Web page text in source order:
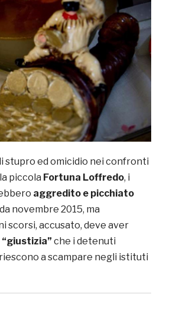
stupro ed omicidio nei confronti
piccola Fortuna Loffredo, i
aggredito e picchiato
novembre 2015, ma
scorsi, accusato, deve aver
“giustizia” che i detenuti
a scampare negli istituti